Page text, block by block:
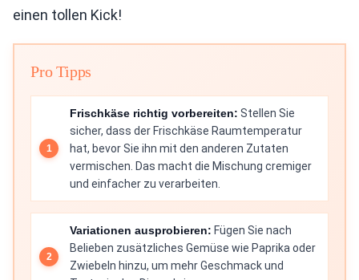
einen tollen Kick!
Pro Tipps
Frischkäse richtig vorbereiten: Stellen Sie
sicher, dass der Frischkäse Raumtemperatur
hat, bevor Sie ihn mit den anderen Zutaten
vermischen. Das macht die Mischung cremiger
und einfacher zu verarbeiten.
Variationen ausprobieren: Fügen Sie nach
Belieben zusätzliches Gemüse wie Paprika oder
Zwiebeln hinzu, um mehr Geschmack und